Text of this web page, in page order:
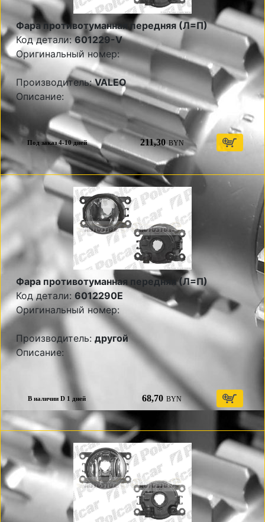
Фара противотуманная передняя (Л=П)
Код детали:601229-V
Оригинальный номер:
Производитель:VALEO
Описание:
Под заказ 4-10 дней 211,30 BYN
Фара противотуманная передняя (Л=П)
Код детали: 6012290E
Оригинальный номер:
Производитель: другой
Описание:
В наличии D 1 дней 68,70 BYN